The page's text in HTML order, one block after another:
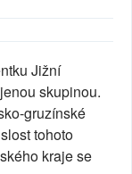
Jižní
skupinou.
gruzínské
tohoto
kraje se